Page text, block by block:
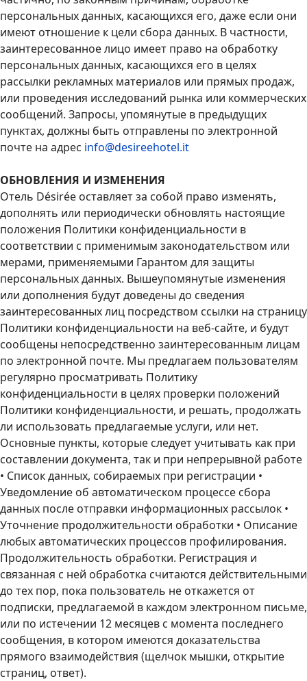
персональных данных, касающихся его, даже если они
имеют отношение к цели сбора данных. В частности,
заинтересованное лицо имеет право на обработку
персональных данных, касающихся его в целях
рассылки рекламных материалов или прямых продаж,
или проведения исследований рынка или коммерческих
сообщений. Запросы, упомянутые в предыдущих
пунктах, должны быть отправлены по электронной
почте на адрес info@desireehotel.it
ОБНОВЛЕНИЯ И ИЗМЕНЕНИЯ
Отель Désirée оставляет за собой право изменять,
дополнять или периодически обновлять настоящие
положения Политики конфиденциальности в
соответствии с применимым законодательством или
мерами, применяемыми Гарантом для защиты
персональных данных. Вышеупомянутые изменения
или дополнения будут доведены до сведения
заинтересованных лиц посредством ссылки на страницу
Политики конфиденциальности на веб-сайте, и будут
сообщены непосредственно заинтересованным лицам
по электронной почте. Мы предлагаем пользователям
регулярно просматривать Политику
конфиденциальности в целях проверки положений
Политики конфиденциальности, и решать, продолжать
ли использовать предлагаемые услуги, или нет.
Основные пункты, которые следует учитывать как при
составлении документа, так и при непрерывной работе
• Список данных, собираемых при регистрации •
Уведомление об автоматическом процессе сбора
данных после отправки информационных рассылок •
Уточнение продолжительности обработки • Описание
любых автоматических процессов профилирования.
Продолжительность обработки. Регистрация и
связанная с ней обработка считаются действительными
до тех пор, пока пользователь не откажется от
подписки, предлагаемой в каждом электронном письме,
или по истечении 12 месяцев с момента последнего
сообщения, в котором имеются доказательства
прямого взаимодействия (щелчок мышки, открытие
страниц, ответ).